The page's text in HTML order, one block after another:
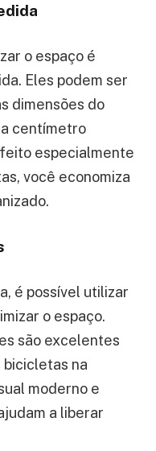
o espaço é
Eles podem ser
dimensões do
centímetro
especialmente
você economiza
é possível utilizar
o espaço.
são excelentes
bicicletas na
moderno e
a liberar